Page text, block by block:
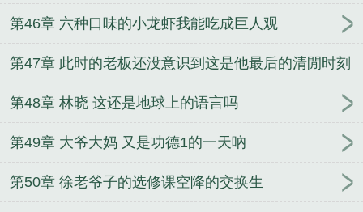
第46章 六种口味的小龙虾我能吃成巨人观
第47章 此时的老板还没意识到这是他最后的清閒时刻
第48章 林晓 这还是地球上的语言吗
第49章 大爷大妈 又是功德1的一天吶
第50章 徐老爷子的选修课空降的交换生